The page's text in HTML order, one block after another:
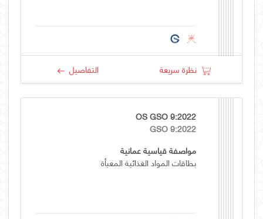
نظرة سريعة التفاصيل
OS GSO 9:2022
GSO 9:2022
مواصفة قياسية عمانية
بطاقات المواد الغذائية المعبأة